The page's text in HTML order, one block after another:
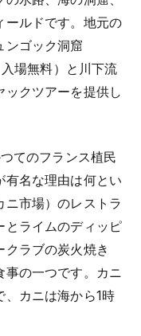
ールドです。地元の
ンゴック洞窟
場無料）と川下流
クツアーを提供し
てのフランス植民
有名な理由は何とい
ニ市場）のレストラ
とライムのディッピ
クラブの炭火焼き
事の一つです。カニ
カニは海から1時